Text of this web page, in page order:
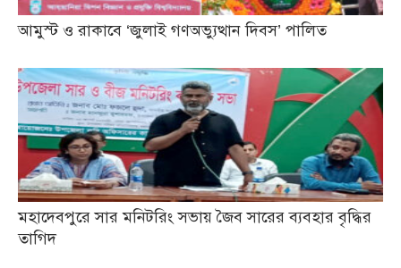
আমুস্ট ও রাকাবে ‘জুলাই গণঅভ্যুত্থান দিবস’ পালিত
মহাদেবপুরে সার মনিটরিং সভায় জৈব সারের ব্যবহার বৃদ্ধির
তাগিদ